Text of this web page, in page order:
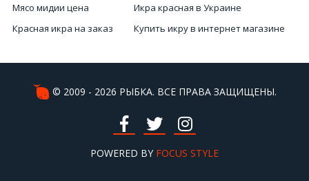
Мясо мидии цена
Красная икра на заказ
Рыба вяленая
Стоимость черной икры
Вяленая икра в розницу
Икра красная в Украине
Купить икру в интернет магазине
Морской коктейль купить
Черная икра рыбы
Осьминог Киев
© 2009 - 2026 РЫБКА. ВСЕ ПРАВА ЗАЩИЩЕНЫ.
POWERED BY FOCUS STYLE